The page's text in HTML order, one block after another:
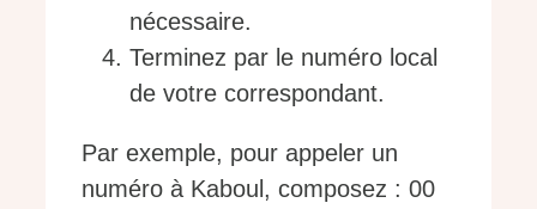
nécessaire.
Terminez par le numéro local
de votre correspondant.
Par exemple, pour appeler un
numéro à Kaboul, composez : 00